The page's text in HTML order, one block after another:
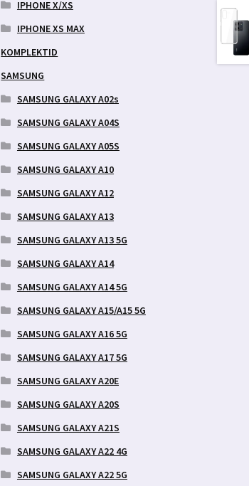
IPHONE X/XS
IPHONE XS MAX
KOMPLEKTID
SAMSUNG
SAMSUNG GALAXY A02s
SAMSUNG GALAXY A04S
SAMSUNG GALAXY A05S
SAMSUNG GALAXY A10
SAMSUNG GALAXY A12
SAMSUNG GALAXY A13
SAMSUNG GALAXY A13 5G
SAMSUNG GALAXY A14
SAMSUNG GALAXY A14 5G
SAMSUNG GALAXY A15/A15 5G
SAMSUNG GALAXY A16 5G
SAMSUNG GALAXY A17 5G
SAMSUNG GALAXY A20E
SAMSUNG GALAXY A20S
SAMSUNG GALAXY A21S
SAMSUNG GALAXY A22 4G
SAMSUNG GALAXY A22 5G